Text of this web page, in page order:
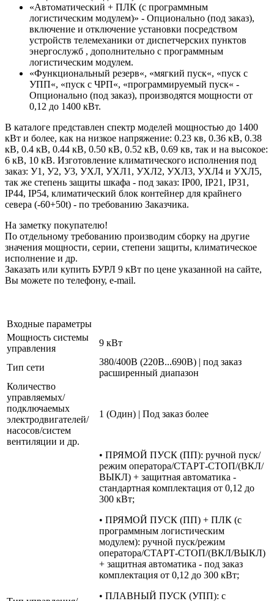
«Автоматический + ПЛК (с программным
логистическим модулем)» - Опционально (под заказ),
включение и отключение установки посредством
устройств телемеханики от диспетчерских пунктов
энергослужб , дополнительно с программным
логистическим модулем.
«Функциональный резерв«, «мягкий пуск«, «пуск с
УПП«, «пуск с ЧРП«, «программируемый пуск« -
Опционально (под заказ), производятся мощности от
0,12 до 1400 кВт.
В каталоге представлен спектр моделей мощностью до 1400
кВт и более, как на низкое напряжение: 0.23 кв, 0.36 кВ, 0.38
кВ, 0.4 кВ, 0.44 кВ, 0.50 кВ, 0.52 кВ, 0.69 кв, так и на высокое:
6 кВ, 10 кВ. Изготовление климатического исполнения под
заказ: У1, У2, У3, УХЛ, УХЛ1, УХЛ2, УХЛ3, УХЛ4 и УХЛ5,
так же степень защиты шкафа - под заказ: IP00, IP21, IP31,
IP44, IP54, климатический блок контейнер для крайнего
севера (-60+50t) - по требованию Заказчика.
На заметку покупателю!
По отдельному требованию производим сборку на другие
значения мощности, серии, степени защиты, климатическое
исполнение и др.
Заказать или купить БУРЛ 9 кВт по цене указанной на сайте,
Вы можете по телефону, e-mail.
Входные параметры
Мощность системы
управления
9 кВт
Тип сети
380/400В (220В...690В) | под заказ
расширенный диапазон
Количество
управляемых/
подключаемых
электродвигателей/
насосов/систем
вентиляции и др.
1 (Один) | Под заказ более
• ПРЯМОЙ ПУСК (ПП): ручной пуск/
режим оператора/СТАРТ-СТОП/(ВКЛ/
ВЫКЛ) + защитная автоматика -
стандартная комплектация от 0,12 до
300 кВт;
• ПРЯМОЙ ПУСК (ПП) + ПЛК (с
программным логистическим
модулем): ручной пуск/режим
оператора/СТАРТ-СТОП/(ВКЛ/ВЫКЛ)
+ защитная автоматика - под заказ
комплектация от 0,12 до 300 кВт;
• ПЛАВНЫЙ ПУСК (УПП): с